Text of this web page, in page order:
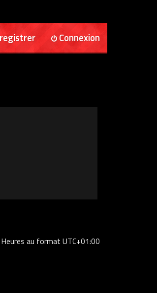
Connexion
Heures au formatUTC+01:00